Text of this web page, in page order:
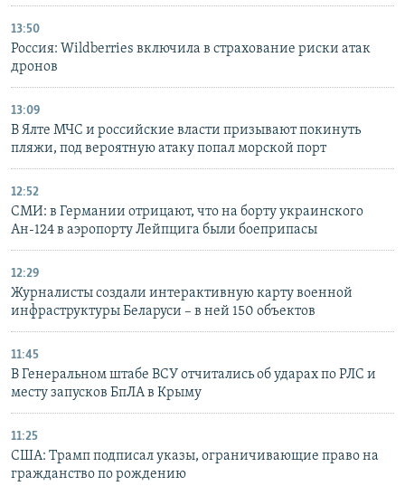
13:50
Россия: Wildberries включила в страхование риски атак
дронов
13:09
В Ялте МЧС и российские власти призывают покинуть
пляжи, под вероятную атаку попал морской порт
12:52
СМИ: в Германии отрицают, что на борту украинского
Ан-124 в аэропорту Лейпцига были боеприпасы
12:29
Журналисты создали интерактивную карту военной
инфраструктуры Беларуси – в ней 150 объектов
11:45
В Генеральном штабе ВСУ отчитались об ударах по РЛС и
месту запусков БпЛА в Крыму
11:25
США: Трамп подписал указы, ограничивающие право на
гражданство по рождению